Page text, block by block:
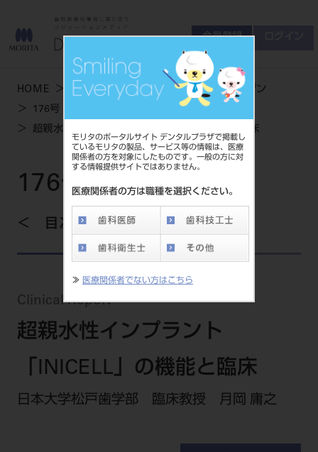
モリタのポータルサイト デンタルプラザで掲載し
ているモリタの製品、サービス等の情報は、医療
関係者の方を対象にしたものです。一般の方に対
する情報提供サイトではありません。
医療関係者の方は職種を選択ください。
≫ 医療関係者でない方はこちら
会員登録
HOME 学術・お役立ち情報
デンタルマガジン
176号 SPRING
超親水性インプラント「INICELL」の機能と臨床
176号 SPRING
目次を見る
Clinical Report
超親水性インプラント
「INICELL」の機能と臨床
日本大学松戸歯学部 臨床教授 月岡 庸之
お問い合わせ
商品について
セミナーについて
友の会について
ご開業について
会員登録 ログイン
MORITA With
製品情報
製品情報トップ
製品カテゴリ
チェア・ユニット
X線撮影装置・器具関連
レーザー装置関連
お客様相談センター
製品サポート情報
製品から探す
セミナー・イベント
全てのセミナー・イベント
歯科医師
開業支援
One to One Club